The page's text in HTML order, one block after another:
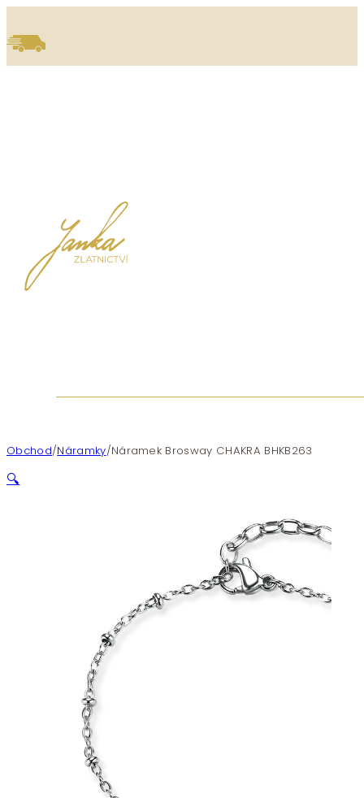
Obchod/Náramky/Náramek Brosway CHAKRA BHKB263
🔍